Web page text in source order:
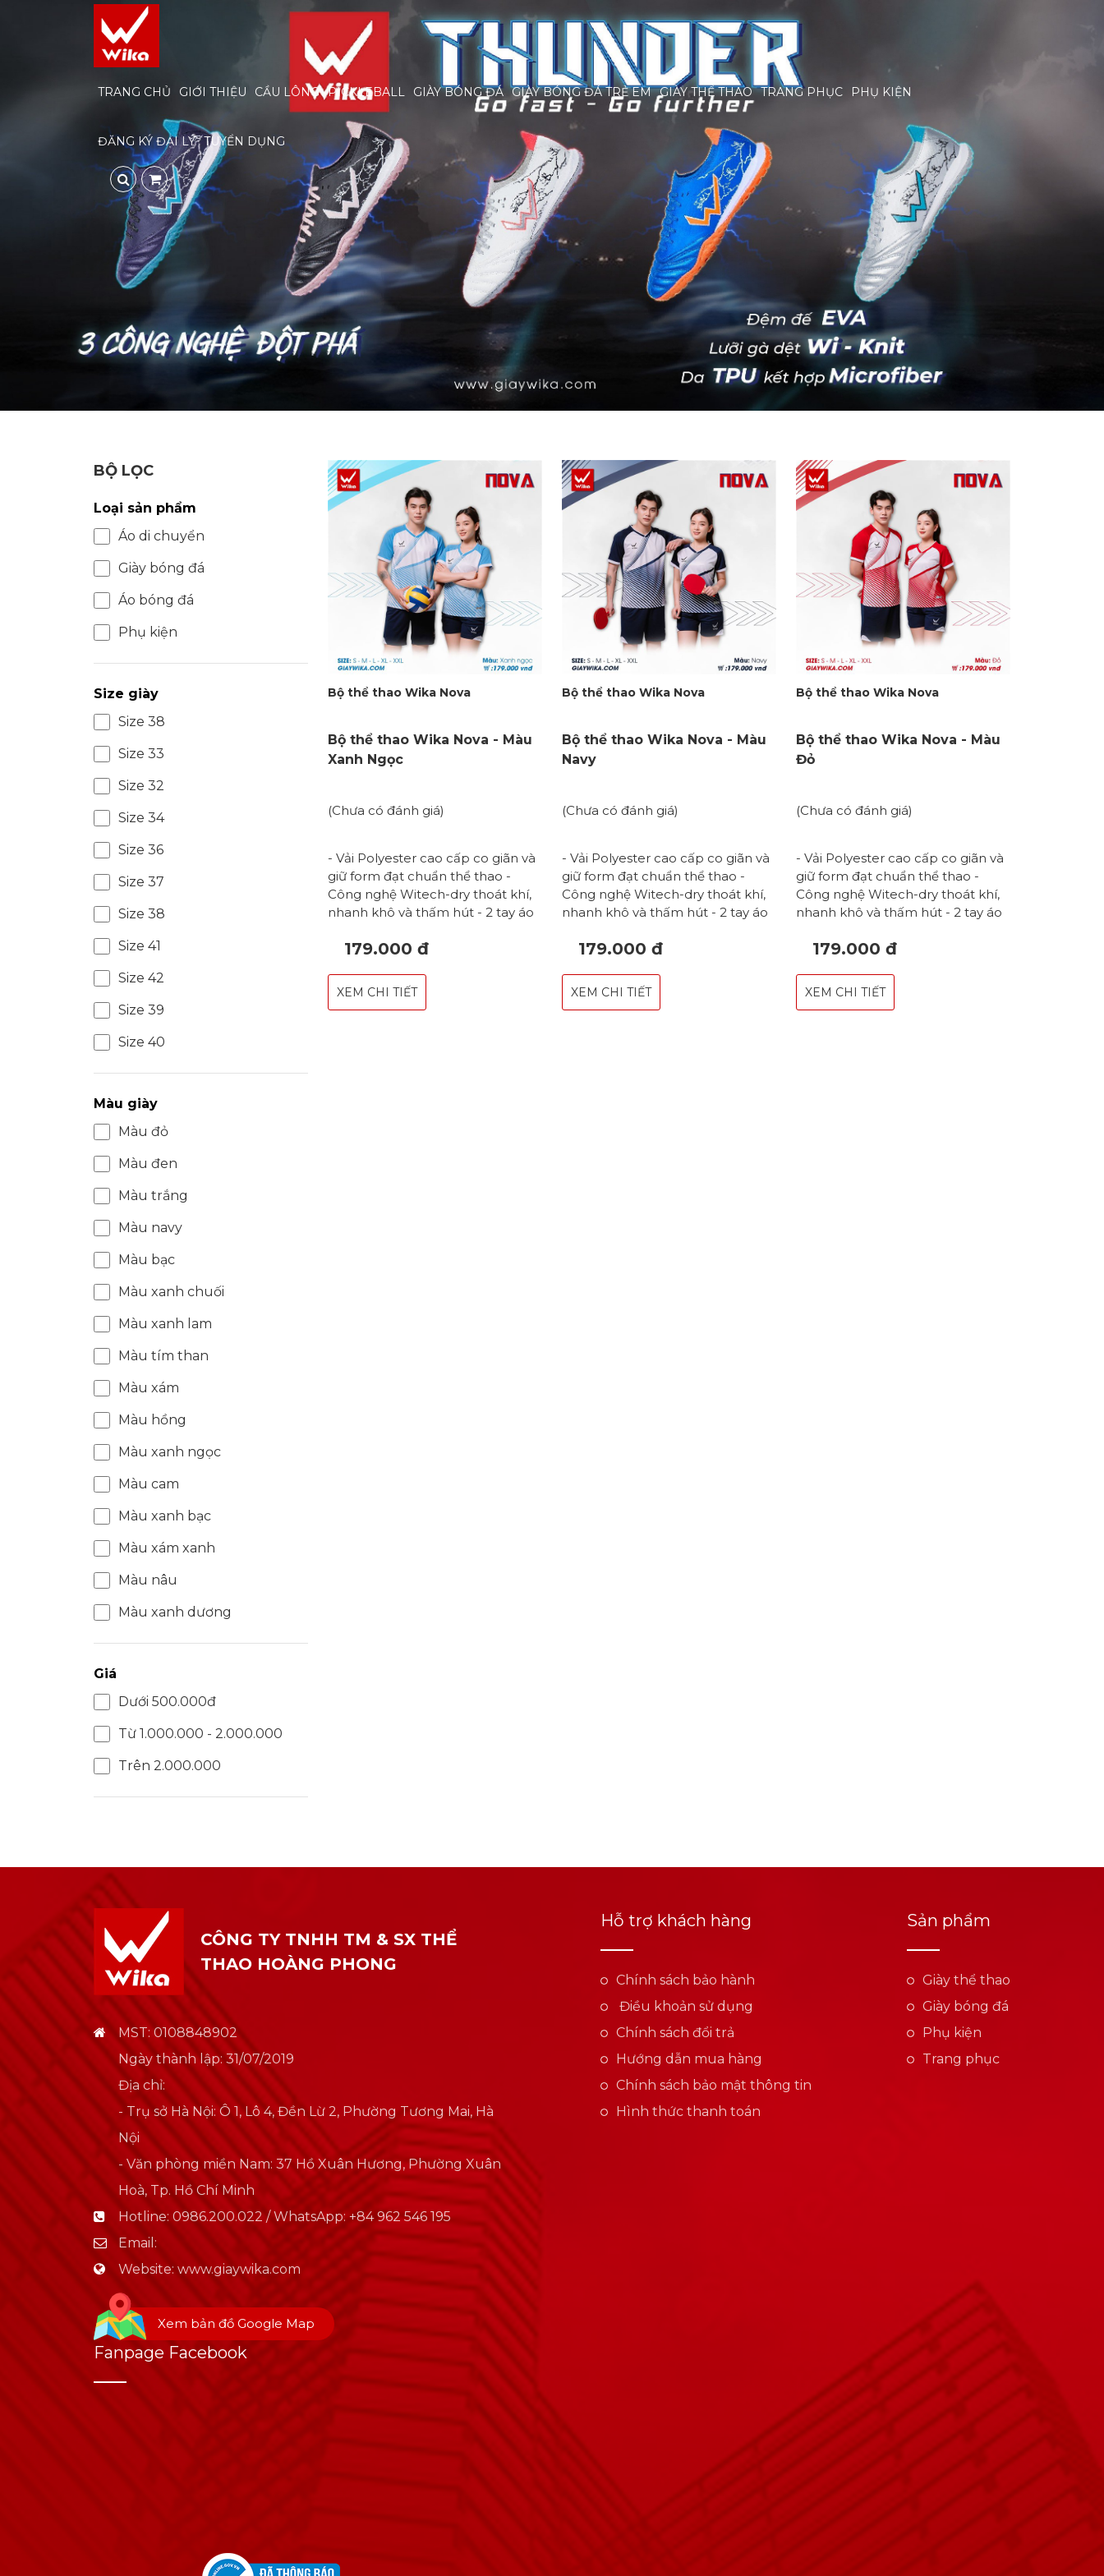
TRANG CHỦ GIỚI THIỆU CẦU LÔNG PICKLEBALL GIÀY BÓNG ĐÁ GIÀY BÓNG ĐÁ TRẺ EM GIÀY THỂ THAO TRANG PHỤC PHỤ KIỆN
ĐĂNG KÝ ĐẠI LÝ TUYỂN DỤNG
BỘ LỌC
Loại sản phẩm
Áo di chuyển
Giày bóng đá
Áo bóng đá
Phụ kiện
Size giày
Size 38
Size 33
Size 32
Size 34
Size 36
Size 37
Size 38
Size 41
Size 42
Size 39
Size 40
Màu giày
Màu đỏ
Màu đen
Màu trắng
Màu navy
Màu bạc
Màu xanh chuối
Màu xanh lam
Màu tím than
Màu xám
Màu hồng
Màu xanh ngọc
Màu cam
Màu xanh bạc
Màu xám xanh
Màu nâu
Màu xanh dương
Giá
Dưới 500.000đ
Từ 1.000.000 - 2.000.000
Trên 2.000.000
Bộ thể thao Wika Nova
Bộ thể thao Wika Nova - Màu
Xanh Ngọc
(Chưa có đánh giá)
- Vải Polyester cao cấp co giãn và
giữ form đạt chuẩn thể thao -
Công nghệ Witech-dry thoát khí,
nhanh khô và thấm hút - 2 tay áo
vận động - Hoạ tiết đường cong
Cổ chữ V thoải mái, không gây bó
179.000 đ
XEM CHI TIẾT
Bộ thể thao Wika Nova
Bộ thể thao Wika Nova - Màu
Navy
(Chưa có đánh giá)
- Vải Polyester cao cấp co giãn và
giữ form đạt chuẩn thể thao -
Công nghệ Witech-dry thoát khí,
nhanh khô và thấm hút - 2 tay áo
vận động - Hoạ tiết đường cong
Cổ chữ V thoải mái, không gây bó
179.000 đ
XEM CHI TIẾT
Bộ thể thao Wika Nova
Bộ thể thao Wika Nova - Màu
Đỏ
(Chưa có đánh giá)
- Vải Polyester cao cấp co giãn và
giữ form đạt chuẩn thể thao -
Công nghệ Witech-dry thoát khí,
nhanh khô và thấm hút - 2 tay áo
vận động - Hoạ tiết đường cong
Cổ chữ V thoải mái, không gây bó
179.000 đ
XEM CHI TIẾT
CÔNG TY TNHH TM & SX THỂ
THAO HOÀNG PHONG
MST: 0108848902
Ngày thành lập: 31/07/2019
Địa chỉ:
- Trụ sở Hà Nội: Ô 1, Lô 4, Đền Lừ 2, Phường Tương Mai, Hà
Nội
- Văn phòng miền Nam: 37 Hồ Xuân Hương, Phường Xuân
Hoà, Tp. Hồ Chí Minh
Hotline: 0986.200.022 / WhatsApp: +84 962 546 195
Email:
Website: www.giaywika.com
Xem bản đồ Google Map
Hỗ trợ khách hàng
Chính sách bảo hành
Điều khoản sử dụng
Chính sách đổi trả
Hướng dẫn mua hàng
Chính sách bảo mật thông tin
Hình thức thanh toán
Sản phẩm
Giày thể thao
Giày bóng đá
Phụ kiện
Trang phục
Fanpage Facebook